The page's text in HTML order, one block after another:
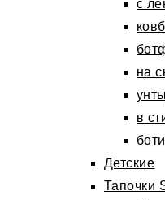
с
на
унты
в
Детские
Тапочки